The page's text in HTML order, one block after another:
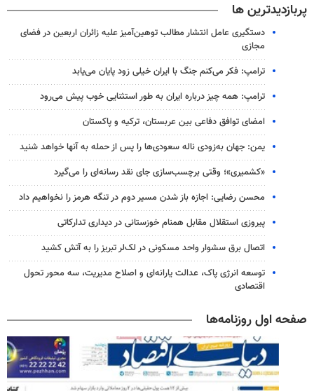
پربازدیدترین ها
دستگیری عامل انتشار مطالب توهین‌آمیز علیه زائران اربعین در فضای
مجازی
ترامپ: فکر می‌کنم جنگ با ایران خیلی زود پایان می‌یابد
ترامپ: همه چیز درباره ایران به طور استثنایی خوب پیش می‌رود
امضای توافق دفاعی بین عربستان، ترکیه و پاکستان
یمن: جهان به‌زودی ناله سعودی‌ها را پس از حمله به آنها خواهد شنید
«کشمیری»؛ وقتی برچسب‌سازی جای نقد رسانه‌ای را می‌گیرد
محسن رضایی: اجازه باز شدن مسیر دوم در تنگه هرمز را نخواهیم داد
پیروزی استقلال مقابل همنام خوزستانی در دیداری تدارکاتی
اتصال برق سشوار واحد مسکونی در لک‌لر تبریز را به آتش کشید
توسعه انرژی پاک، عدالت یارانه‌ای و اصلاح مدیریت، سه محور تحول
اقتصادی
صفحه اول روزنامه‌ها